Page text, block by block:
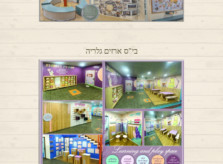
בי"ס ארזים גלריה